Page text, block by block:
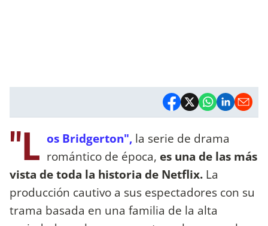
"L os Bridgerton", la serie de drama
romántico de época, es una de las más
vista de toda la historia de Netflix. La
producción cautivo a sus espectadores con su
trama basada en una familia de la alta